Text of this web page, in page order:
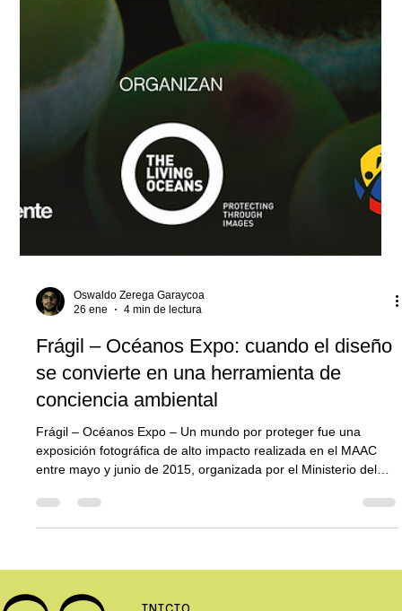
26 ene
4 min de lectura
Frágil – Océanos Expo: cuando el diseño
se convierte en una herramienta de
conciencia ambiental
Frágil – Océanos Expo – Un mundo por proteger fue una
entre mayo y junio de 2015, organizada por el Ministerio del
prensa y material editorial, contribuyendo a una muestra que